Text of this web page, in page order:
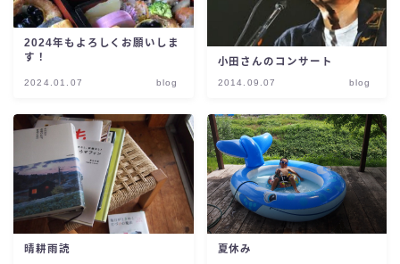
2024年もよろしくお願いしま
す！
2024.01.07 blog
小田さんのコンサート
2014.09.07 blog
晴耕雨読 夏休み